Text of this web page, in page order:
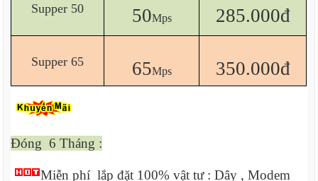
Supper 50 50Mps 285.000đ
Supper 65 65Mps 350.000đ
Đóng 6 Tháng :
Miễn phí lắp đặt 100% vật tư : Dây , Modem